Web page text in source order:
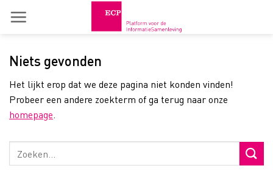
Niets gevonden
Het lijkt erop dat we deze pagina niet konden vinden!
Probeer een andere zoekterm of ga terug naar onze
homepage